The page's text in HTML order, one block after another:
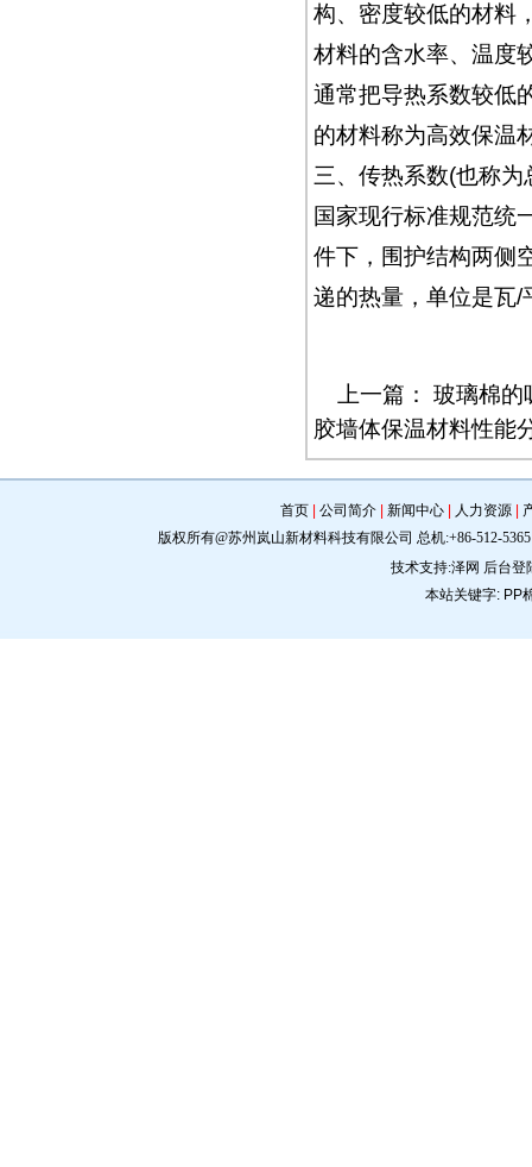
构、密度较低的材料
材料的含水率、温度
通常把导热系数较低
的材料称为高效保温
三、传热系数(也称为
国家现行标准规范统
件下，围护结构两侧
递的热量，单位是瓦/
上一篇： 玻璃棉的
胶墙体保温材料性能
首页| 公司简介| 新闻中心| 人力资源|
版权所有@苏州岚山新材料科技有限公司 总机:+86-512-5365
技术支持:泽网 后台登
本站关键字: PP